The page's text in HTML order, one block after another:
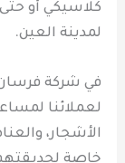
كلاسيكي أو
لمدينة العين.
في شركة فرسان
لعملائنا
الأشجار،